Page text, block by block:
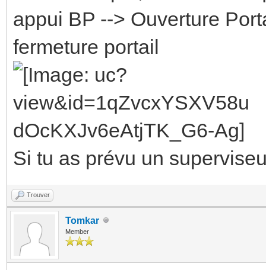
appui BP --> Ouverture
fermeture portail
Si tu as prévu un
Trouver
Tomkar
Member